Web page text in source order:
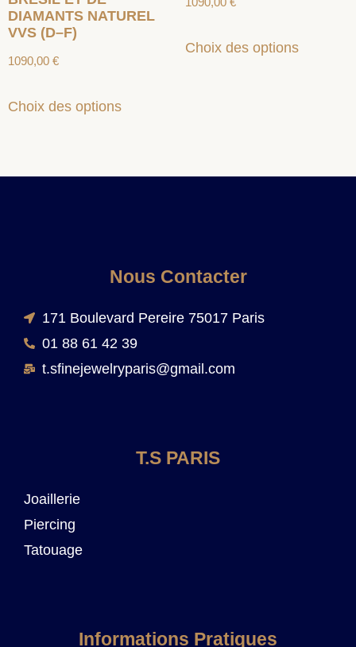
DIAMANTS NATUREL
VVS (D–F)
1090,00 €
Choix des options
Choix des options
Nous Contacter
171 Boulevard Pereire 75017 Paris
01 88 61 42 39
t.sfinejewelryparis@gmail.com
T.S PARIS
Joaillerie
Piercing
Tatouage
Informations Pratiques